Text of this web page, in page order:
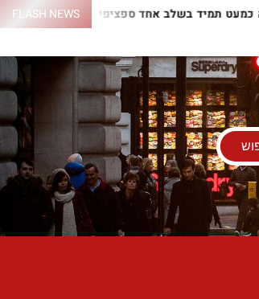
FLASH NEWS
התנור כמעט תמיד בשלב אחד ספציפי